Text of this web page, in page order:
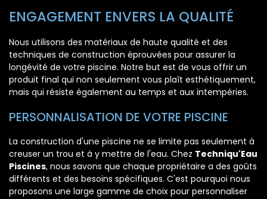
ENGAGEMENT ENVERS LA QUALITÉ
Nous utilisons des matériaux de haute qualité et des
techniques de construction éprouvées pour assurer la
longévité de votre piscine. Notre but est de vous offrir un
produit final qui non seulement vous plaît esthétiquement,
mais qui résiste également au temps et aux intempéries.
PERSONNALISATION DE VOTRE PISCINE
La construction d'une piscine ne se limite pas seulement à
creuser un trou et à y mettre de l'eau. Chez Techniqu'Eau
Piscines, nous savons que chaque propriétaire a des goûts
différents et des besoins spécifiques. C'est pourquoi nous
proposons une large gamme de choix pour personnaliser